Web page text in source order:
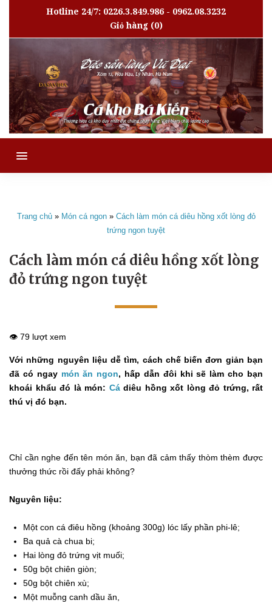
Hotline 24/7: 0226.3.849.986 - 0962.08.3232
Giỏ hàng(0)
MENU
Trang chủ» Món cá ngon» Cách làm món cá diêu hồng xốt lòng đỏ
trứng ngon tuyệt
Cách làm món cá diêu hồng xốt lòng
đỏ trứng ngon tuyệt
👁️ 79 lượt xem
Với những nguyên liệu dễ tìm, cách chế biến đơn giản bạn
đã có ngay món ăn ngon, hấp dẫn đôi khi sẽ làm cho bạn
khoái khẩu đó là món: Cádiêu hồng xốt lòng đỏ trứng, rất
thú vị đó bạn.
Chỉ cần nghe đến tên món ăn, bạn đã cảm thấy thòm thèm được
thưởng thức rồi đấy phải không?
Nguyên liệu:
Một con cá điêu hồng (khoảng 300g) lóc lấy phần phi-lê;
Ba quả cà chua bi;
Hai lòng đỏ trứng vịt muối;
50g bột chiên giòn;
50g bột chiên xù;
Một muỗng canh dầu ăn,